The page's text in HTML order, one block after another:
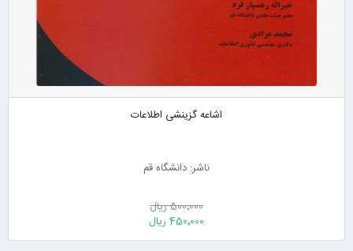
اشاعه گزینشی اطلاعات
ناشر: دانشگاه قم
500٬000 ریال
450٬000 ریال